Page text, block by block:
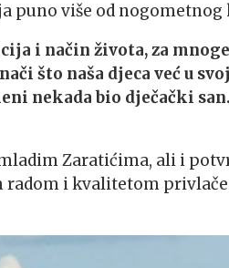
puno više od nogometnog
i način života, za
što naša djeca već u
nekada bio dječački
Zaratićima, ali i
i kvalitetom